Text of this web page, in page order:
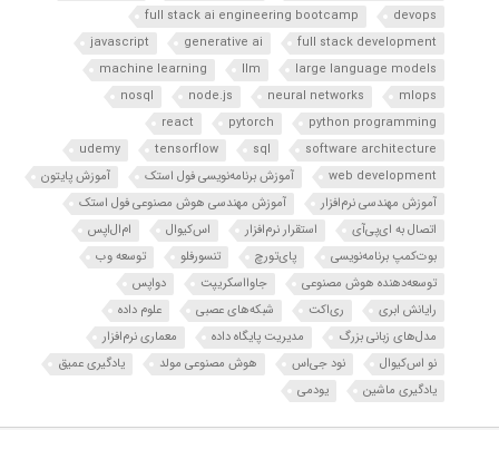
devops
full stack ai engineering bootcamp
full stack development
generative ai
javascript
large language models
llm
machine learning
mlops
neural networks
node.js
nosql
python programming
pytorch
react
software architecture
sql
tensorflow
udemy
web development
آموزش برنامه‌نویسی فول استک
آموزش پایتون
آموزش مهندسی نرم‌افزار
آموزش مهندسی هوش مصنوعی فول استک
اتصال به ای‌پی‌آی
استقرار نرم‌افزار اس‌کیوال
ام‌ال‌اپس
بوت‌کمپ برنامه‌نویسی
پای‌تورچ تنسورفلو
توسعه وب
توسعه‌دهنده هوش مصنوعی
جاوااسکریپت
دواپس
رایانش ابری
ری‌اکت شبکه‌های عصبی
علوم داده
مدل‌های زبانی بزرگ
مدیریت پایگاه داده
معماری نرم‌افزار
نو اس‌کیوال
نود جی‌اس هوش مصنوعی مولد
یادگیری عمیق
یادگیری ماشین
یودمی